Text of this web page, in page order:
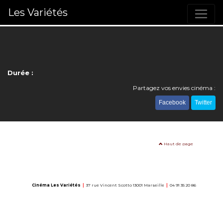
Les Variétés
Durée :
Partagez vos envies cinéma :
Facebook Twitter
Haut de page
Cinéma Les Variétés 37 rue Vincent Scotto 13001 Marseille 04 91 35 20 86